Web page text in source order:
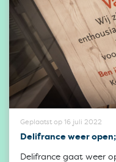
Geplaatst op 16 juli 2022
Delifrance weer
Delifrance gaat weer